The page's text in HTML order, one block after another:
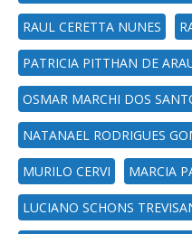
RAUL CERETTA NUNES
PATRICIA PITTHAN DE
OSMAR MARCHI DOS
NATANAEL RODRIGUES
MURILO CERVI MARCIA
LUCIANO SCHONS